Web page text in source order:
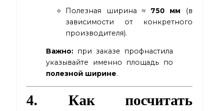
Полезная ширина ≈ 750 мм (в
зависимости от конкретного
производителя).
Важно: при заказе профнастила
указывайте именно площадь по
полезной ширине.
4. Как посчитать